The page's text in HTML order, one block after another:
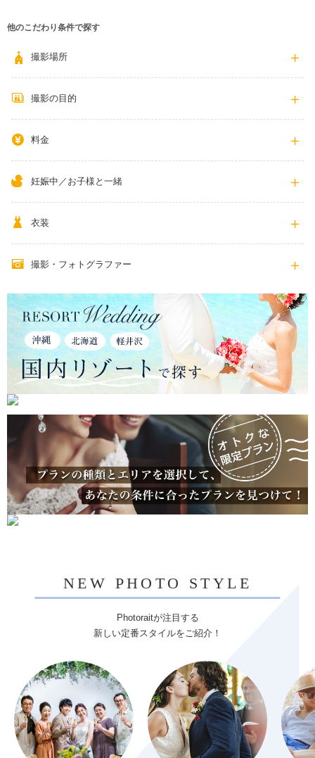
他のこだわり条件で探す
撮影場所
撮影の目的
料金
妊娠中／お子様と一緒
衣装
撮影・フォトグラファー
NEW PHOTO STYLE
Photoraitが注目する
新しい定番スタイルをご紹介！